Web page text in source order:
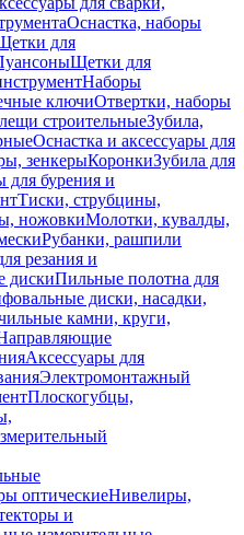
Оснастка, наборы
для
Щетки для
Наборы
ключиОтвертки, наборы
строительныеЗубила,
Оснастка и аксессуары для
зенкерыКоронкиЗубила для
для бурения и
Тиски, струбцины,
ножовкиМолотки, кувалды,
Рубанки, рашпили
резания и
дискиПильные полотна для
диски, насадки,
камни, круги,
Аксессуары для
Электромонтажный
Плоскогубцы,
оптическиеНивелиры,
и